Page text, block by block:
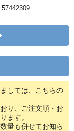
57442309
しては、こちらの
り、ご注文順・お
ます。
量も併せてお知ら